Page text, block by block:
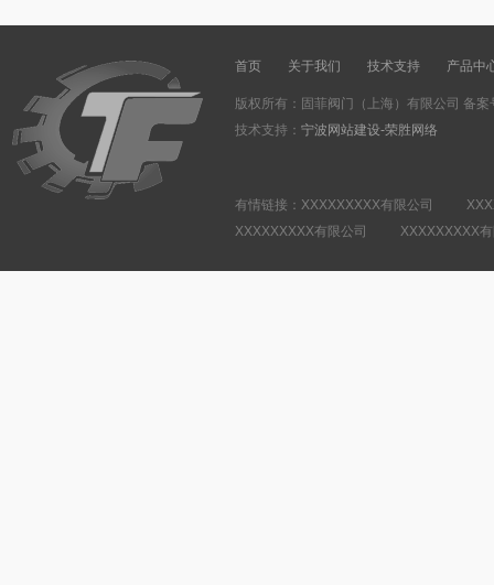
首页 关于我们 技术支持 产品中
版权所有：固菲阀门（上海）有限公司 备案
技术支持： 宁波网站建设-荣胜网络
有情链接：XXXXXXXXX有限公司
XXXXXXXXX有限公司 XXXXXXXXX有